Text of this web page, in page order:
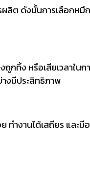
ผลิต ดังนั้นการเลือกห
ทิ้ง หรือเสียเวลาในก
งมีประสิทธิภาพ
ำงานได้เสถียร และมี